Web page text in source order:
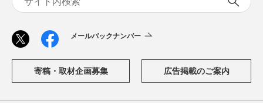
メールバックナンバー
寄稿・取材企画募集 広告掲載のご案内